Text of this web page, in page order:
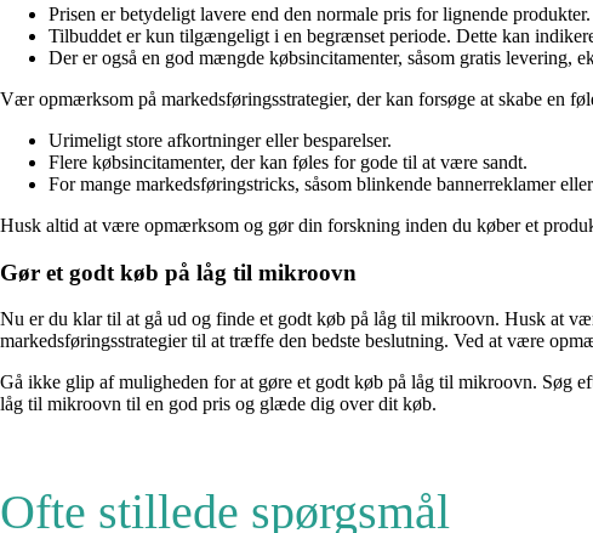
Prisen er betydeligt lavere end den normale pris for lignende produkter.
Tilbuddet er kun tilgængeligt i en begrænset periode. Dette kan
Der er også en god mængde købsincitamenter, såsom gratis levering,
Vær opmærksom på markedsføringsstrategier, der kan forsøge at skabe en
Urimeligt store afkortninger eller besparelser.
Flere købsincitamenter, der kan føles for gode til at være sandt.
For mange markedsføringstricks, såsom blinkende bannerreklamer
Husk altid at være opmærksom og gør din forskning inden du køber et
Gør et godt køb på låg til mikroovn
Nu er du klar til at gå ud og finde et godt køb på låg til mikroovn. Husk at
markedsføringsstrategier til at træffe den bedste beslutning. Ved at være
Gå ikke glip af muligheden for at gøre et godt køb på låg til mikroovn. Søg
låg til mikroovn til en god pris og glæde dig over dit køb.
Ofte stillede spørgsmål